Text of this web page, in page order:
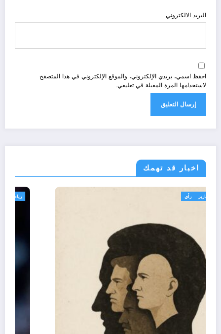
البريد الالكتروني
احفظ اسمي، بريدي الإلكتروني، والموقع الإلكتروني في هذا المتصفح
لاستخدامها المرة المقبلة في تعليقي.
اخبار قد تهمك
تعاليق حرة